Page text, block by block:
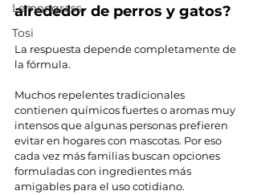
Lemongrass
Tosi
alrededor de perros y gatos?
La respuesta depende completamente de
la fórmula.
Muchos repelentes tradicionales
contienen químicos fuertes o aromas muy
intensos que algunas personas prefieren
evitar en hogares con mascotas. Por eso
cada vez más familias buscan opciones
formuladas con ingredientes más
amigables para el uso cotidiano.